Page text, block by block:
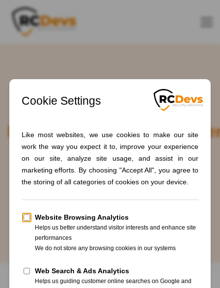
Schlagwort:
im Jahr 2024
Home
Blogs
Data Privacy Regulations in 2024